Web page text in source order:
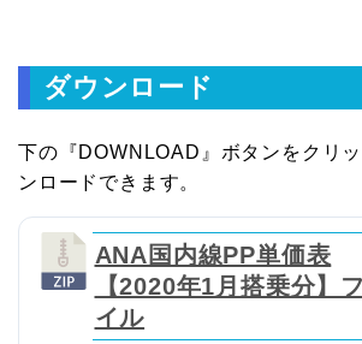
ダウンロード
下の『DOWNLOAD』ボタンをクリ
ンロードできます。
ANA国内線PP単価表
【2020年1月搭乗分】
イル